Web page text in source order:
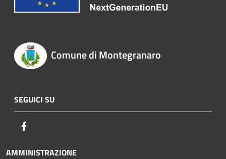
Comune di Montegranaro
SEGUICI SU
AMMINISTRAZIONE